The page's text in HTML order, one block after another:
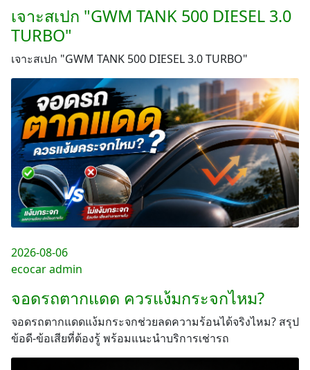
เจาะสเปก "GWM TANK 500 DIESEL 3.0
TURBO"
เจาะสเปก "GWM TANK 500 DIESEL 3.0 TURBO"
2026-08-06
ecocar admin
จอดรถตากแดด ควรแง้มกระจกไหม?
จอดรถตากแดดแง้มกระจกช่วยลดความร้อนได้จริงไหม? สรุป
ข้อดี-ข้อเสียที่ต้องรู้ พร้อมแนะนำบริการเช่ารถ